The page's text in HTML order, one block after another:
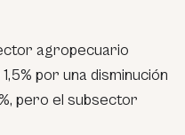
agropecuario
por una disminución
pero el subsector